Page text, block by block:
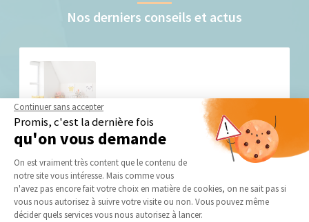
Nos derniers conseils et actus
Transformer une salle de jeux : 8 astuces pour
créer un espace ludique, pratique et évolutif
Une...
Continuer sans accepter
Promis, c'est la dernière fois
qu'on vous demande
Plateforme de Gestion du
On est vraiment très content que le contenu de
notre site vous intéresse. Mais comme vous
n'avez pas encore fait votre choix en matière de cookies, on ne sait pas si
vous nous autorisez à suivre votre visite ou non. Vous pouvez même
décider quels services vous nous autorisez à lancer.
Axeptio consent